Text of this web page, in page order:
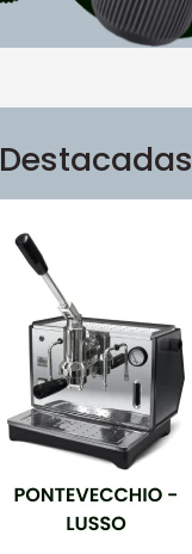
Destacadas